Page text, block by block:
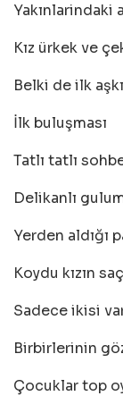
Yakınlarindaki
Kız ürkek ve
Belki de ilk aşkı
İlk buluşması
Tatlı tatlı
Delikanlı
Yerden aldığı
Koydu kızın
Sadece ikisi
Birbirlerinin
Çocuklar top